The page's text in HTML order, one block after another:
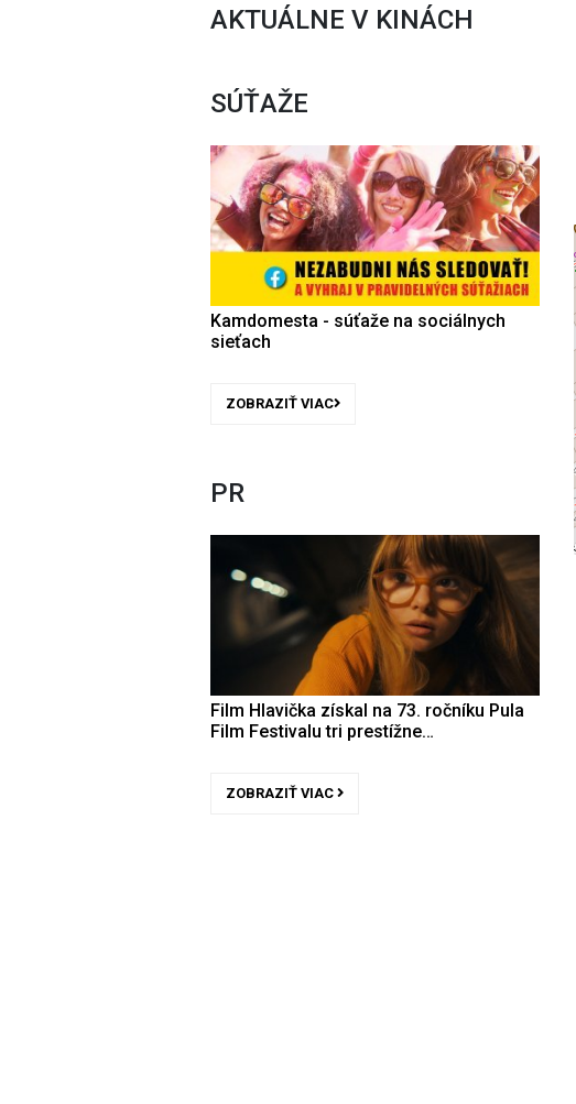
AKTUÁLNE V KINÁCH
SÚŤAŽE
Kamdomesta - súťaže na sociálnych
sieťach
ZOBRAZIŤ VIAC
PR
Film Hlavička získal na 73. ročníku Pula
Film Festivalu tri prestížne…
ZOBRAZIŤ VIAC